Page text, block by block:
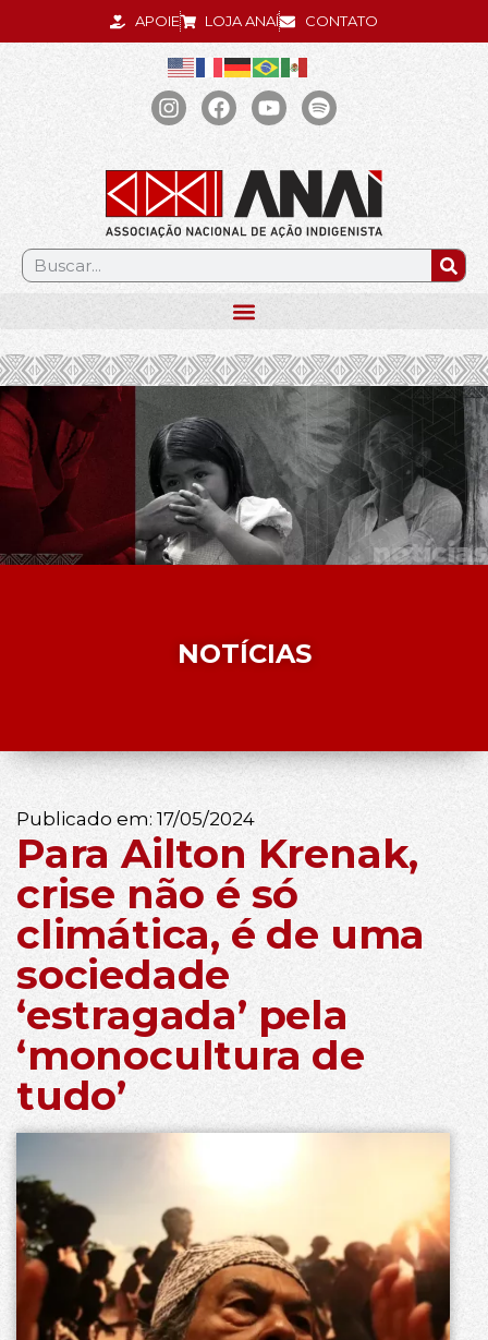
APOIE LOJA ANAÍ CONTATO
.
NOTÍCIAS
Publicado em: 17/05/2024
Para Ailton Krenak,
crise não é só
climática, é de uma
sociedade
‘estragada’ pela
‘monocultura de
tudo’